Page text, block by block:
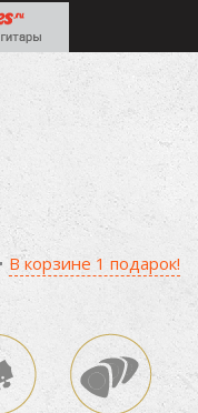
В корзине 1 подарок!